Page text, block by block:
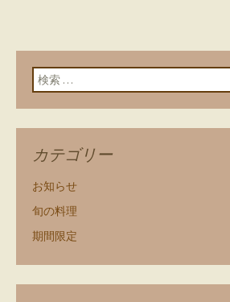
検索:
カテゴリー
お知らせ
旬の料理
期間限定